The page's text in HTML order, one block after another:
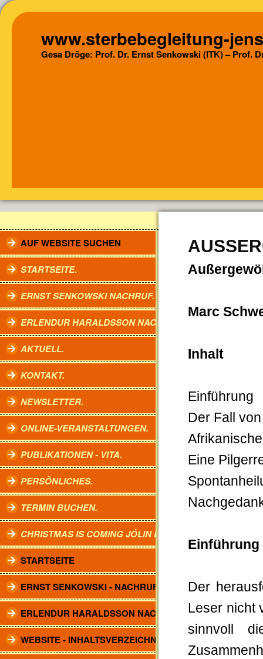
www.sterbebegleitung-
Gesa Dröge: Prof. Dr. Ernst Senkowski (ITK) – Prof.
AUF WEBSITE SUCHEN
STARTSEITE.
ERNST SENKOWSKI NACHRUF.
ERLENDUR HARALDSSON NACHRUF.
AKTUELL.
KONTAKT.
NEWSLETTER.
ONLINE-VERANSTALTUNGEN.
PUBLIKATIONEN - VITA.
PERSÖNLICHES.
TERMIN BUCHEN.
CHRISTMAS IS COMING JÓLIN KOMA.
STARTSEITE
ERNST SENKOWSKI - NACHRUF
ERLENDUR HARALDSSON NACHRUF
WEBSITE - INHALTSVERZEICHNIS
Marc
Inhalt
Einführung
Der Fall
Eine
Einführung
Der
Leser nicht
sinnvoll